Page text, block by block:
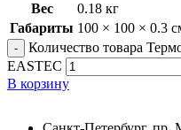
Вес
0.18 кг
Габариты 100 × 100 × 0.3
Количество товара
EASTEC
В корзину